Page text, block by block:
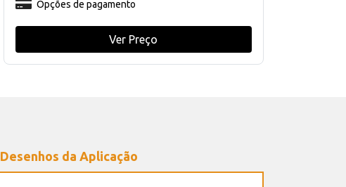
Opções de pagamento
Ver Preço
Desenhos da Aplicação